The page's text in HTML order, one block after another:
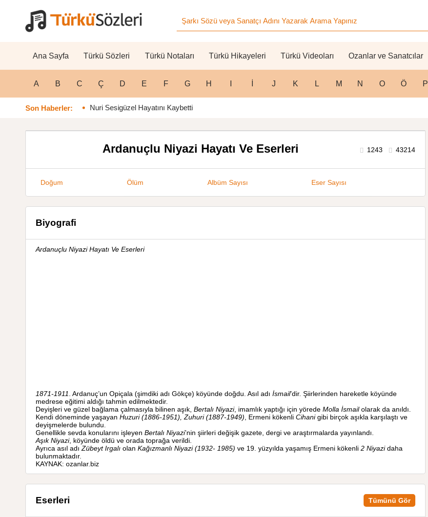
Ana Sayfa Türkü Sözleri Türkü Notaları Türkü Hikayeleri Türkü Videoları Ozanlar ve Sanatcılar
A B C Ç D E F G H J K L M N O Ö P
Son Haberler: Nuri Sesigüzel Hayatını Kaybetti
Ardanuçlu Niyazi Hayatı Ve Eserleri 1243 43214
Doğum Ölüm Albüm Sayısı Eser Sayısı
Biyografi
Ardanuçlu Niyazi Hayatı Ve Eserleri
1871-1911 . Ardanuç’un Opiçala (şimdiki adı Gökçe) köyünde doğdu. Asıl adı İsmail’dir. Şiirlerinden hareketle köyünde
medrese eğitimi aldığı tahmin edilmektedir.
Deyişleri ve güzel bağlama çalmasıyla bilinen aşık, Bertalı Niyazi, imamlık yaptığı için yörede Molla İsmailolarak da anıldı.
Kendi döneminde yaşayan Huzuri (1886-1951), Zuhuri (1887-1949) , Ermeni kökenli Cihanigibi birçok aşıkla karşılaştı ve
deyişmelerde bulundu.
Genellikle sevda konularını işleyen Bertalı Niyazi’nin şiirleri değişik gazete, dergi ve araştırmalarda yayınlandı.
Aşık Niyazi, köyünde öldü ve orada toprağa verildi.
Ayrıca asıl adı Zübeyt Irgalı olan Kağızmanlı Niyazi (1932- 1985) ve 19. yüzyılda yaşamış Ermeni kökenli 2 Niyazidaha
bulunmaktadır.
KAYNAK: ozanlar.biz
Eserleri Tümünü Gör